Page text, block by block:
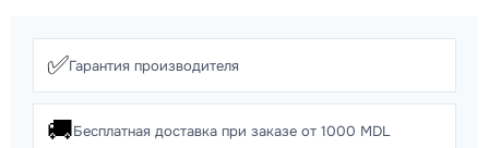
✅Гарантия производителя
🚚Бесплатная доставка при заказе от 1000 MDL